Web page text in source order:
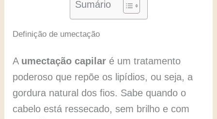
Sumário
Definição de umectação
A umectação capilar é um tratamento
poderoso que repõe os lipídios, ou seja, a
gordura natural dos fios. Sabe quando o
cabelo está ressecado, sem brilho e com